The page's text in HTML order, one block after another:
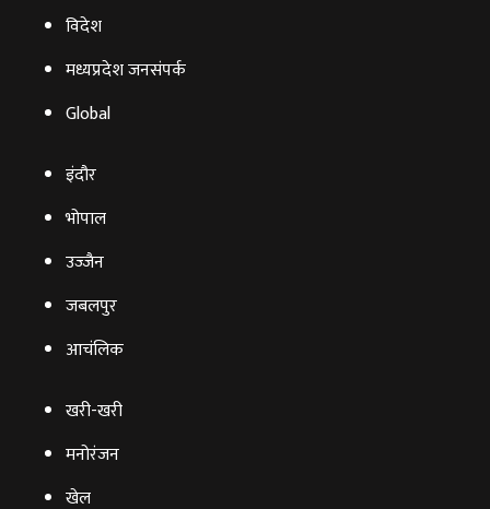
विदेश
मध्यप्रदेश जनसंपर्क
Global
इंदौर
भोपाल
उज्‍जैन
जबलपुर
आचंलिक
खरी-खरी
मनोरंजन
खेल